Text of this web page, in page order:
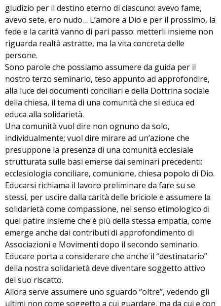
giudizio per il destino eterno di ciascuno: avevo fame,
avevo sete, ero nudo… L’amore a Dio e per il prossimo, la
fede e la carità vanno di pari passo: metterli insieme non
riguarda realtà astratte, ma la vita concreta delle
persone.
Sono parole che possiamo assumere da guida per il
nostro terzo seminario, teso appunto ad approfondire,
alla luce dei documenti conciliari e della Dottrina sociale
della chiesa, il tema di una comunità che si educa ed
educa alla solidarietà.
Una comunità vuol dire non ognuno da solo,
individualmente; vuol dire mirare ad un’azione che
presuppone la presenza di una comunità ecclesiale
strutturata sulle basi emerse dai seminari precedenti:
ecclesiologia conciliare, comunione, chiesa popolo di Dio.
Educarsi richiama il lavoro preliminare da fare su se
stessi, per uscire dalla carità delle briciole e assumere la
solidarietà come compassione, nel senso etimologico di
quel patire insieme che è più della stessa empatia, come
emerge anche dai contributi di approfondimento di
Associazioni e Movimenti dopo il secondo seminario.
Educare porta a considerare che anche il “destinatario”
della nostra solidarietà deve diventare soggetto attivo
del suo riscatto.
Allora serve assumere uno sguardo “oltre”, vedendo gli
ultimi non come soggetto a cui guardare, ma da cui e con